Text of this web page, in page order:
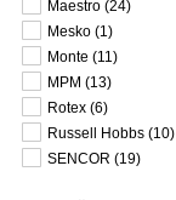
Maestro (24)
Mesko (1)
Monte (11)
MPM (13)
Rotex (6)
Russell Hobbs (10)
SENCOR (19)